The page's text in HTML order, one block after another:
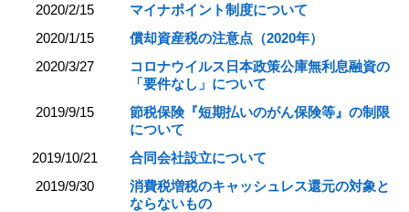
2020/2/15
マイナポイント制度について
2020/1/15
償却資産税の注意点（2020年）
2020/3/27
コロナウイルス日本政策公庫無利息融資の
「要件なし」について
2019/9/15
節税保険『短期払いのがん保険等』の制限
について
2019/10/21
合同会社設立について
2019/9/30
消費税増税のキャッシュレス還元の対象と
ならないもの